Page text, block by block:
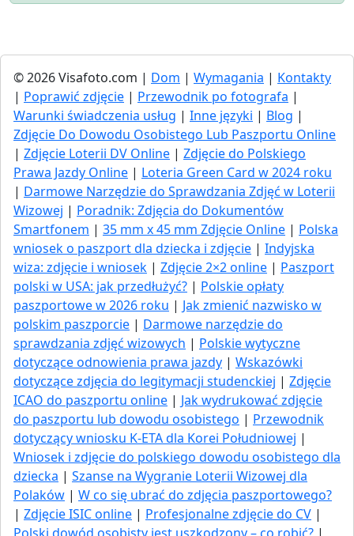
© 2026 Visafoto.com | Dom | Wymagania | Kontakty
| Poprawić zdjęcie | Przewodnik po fotografa |
Warunki świadczenia usług | Inne języki | Blog |
Zdjęcie Do Dowodu Osobistego Lub Paszportu Online
| Zdjęcie Loterii DV Online | Zdjęcie do Polskiego
Prawa Jazdy Online | Loteria Green Card w 2024 roku
| Darmowe Narzędzie do Sprawdzania Zdjęć w Loterii
Wizowej | Poradnik: Zdjęcia do Dokumentów
Smartfonem | 35 mm x 45 mm Zdjęcie Online | Polska
wniosek o paszport dla dziecka i zdjęcie | Indyjska
wiza: zdjęcie i wniosek | Zdjęcie 2×2 online | Paszport
polski w USA: jak przedłużyć​? | Polskie opłaty
paszportowe w 2026 roku | Jak zmienić nazwisko w
polskim paszporcie | Darmowe narzędzie do
sprawdzania zdjęć wizowych | Polskie wytyczne
dotyczące odnowienia prawa jazdy | Wskazówki
dotyczące zdjęcia do legitymacji studenckiej | Zdjęcie
ICAO do paszportu online | Jak wydrukować zdjęcie
do paszportu lub dowodu osobistego | Przewodnik
dotyczący wniosku K-ETA dla Korei Południowej |
Wniosek i zdjęcie do polskiego dowodu osobistego dla
dziecka | Szanse na Wygranie Loterii Wizowej dla
Polaków | W co się ubrać do zdjęcia paszportowego?
| Zdjęcie ISIC online | Profesjonalne zdjęcie do CV |